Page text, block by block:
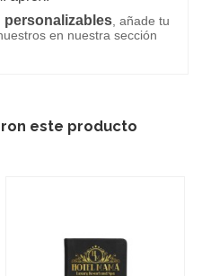
personalizables , añade tu
en nuestra sección
este producto